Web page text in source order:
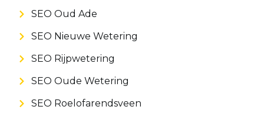
SEO Oud Ade
SEO Nieuwe Wetering
SEO Rijpwetering
SEO Oude Wetering
SEO Roelofarendsveen